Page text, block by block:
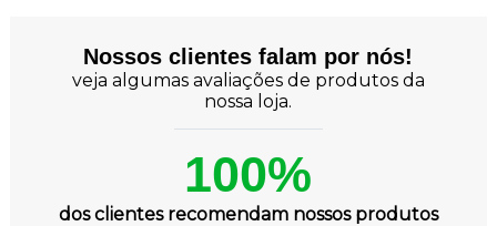
Nossos clientes falam por nós!
veja algumas avaliações de produtos da
nossa loja.
100%
dos clientes recomendam nossos produtos